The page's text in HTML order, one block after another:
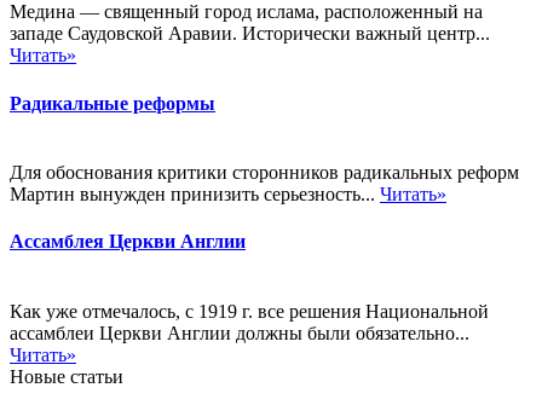
Медина — священный город ислама, расположенный на
западе Саудовской Аравии. Исторически важный центр...
Читать»
Радикальные реформы
Для обоснования критики сторонников радикальных реформ
Мартин вынужден принизить серьезность... Читать»
Ассамблея Церкви Англии
Как уже отмечалось, с 1919 г. все решения Национальной
ассамблеи Церкви Англии должны были обязательно...
Читать»
Новые статьи